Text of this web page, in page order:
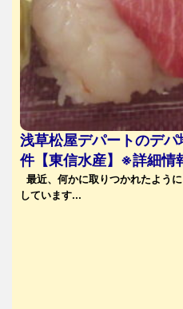
浅草松屋デパートのデ
件【東信水産】※詳細情
最近、何かに取りつかれたよう
しています...